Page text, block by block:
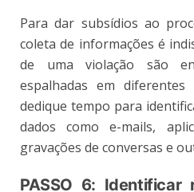
Para dar subsídios ao
coleta de informações é
de uma violação são
espalhadas em diferentes
dedique tempo para
dados como e-mails,
gravações de conversas e
PASSO 6: Identificar